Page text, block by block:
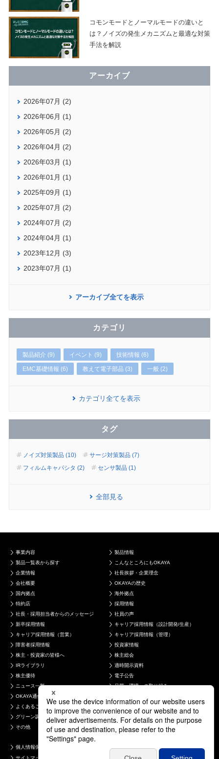
コモンモードとノーマルモードの違いと
は？ノイズの発生メカニズムと最適な対策
手法を解説
アーカイブ
2026年07月 (2)
2026年06月 (1)
2026年05月 (2)
2026年04月 (2)
2026年03月 (1)
2026年01月 (1)
2025年09月 (1)
2025年07月 (2)
2024年07月 (2)
2024年04月 (1)
2023年12月 (3)
2023年07月 (1)
アーカイブ全てを表示
カテゴリ
製品紹介 (9) イベント (9) 技術情報 (6)
EMC基礎情報 (6) 教えて電子部品 (3) 一般 (2)
カテゴリ全てを表示
タグ
ノイズ対策製品 (10)
サージ対策製品 (7)
フィルムキャパシタ (2)
センサ製品 (1)
全部見る
事業内容
製品情報
製品一覧表から探す
こんなところにもOKAYA
企業情報
社長挨拶・企業理念
会社概要
OKAYAの歴史
国内拠点
海外拠点
特約店
採用情報
社長・採用担当者からのメッセージ
社員の声
新卒採用情報
キャリア採用情報（設計開発/生産）
キャリア採用情報（営業）
キャリア採用情報（管理）
障害者採用情報
投資家情報
株主・投資家の皆様へ
株主総会
IRライブラリ
適時開示資料
株主優待
電子公告
ニュース一覧
品質・環境への取り組み
OKAYA通信
よくあるご質問
グリーン調達について
採用について
その他
個人情報保護方針
コンプライアンス